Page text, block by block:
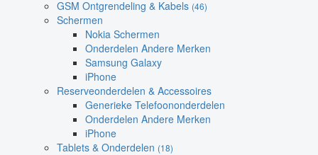
GSM Ontgrendeling & Kabels (46)
Schermen
Nokia Schermen
Onderdelen Andere Merken
Samsung Galaxy
iPhone
Reserveonderdelen & Accessoires
Generieke Telefoononderdelen
Onderdelen Andere Merken
iPhone
Tablets & Onderdelen (18)